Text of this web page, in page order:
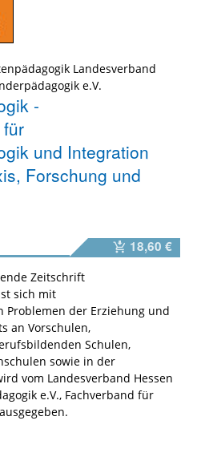
Landesverband
e.V.
-
und Integration
Forschung und
18,60 €
Zeitschrift
sich mit
Problemen der Erziehung und
an Vorschulen,
Schulen,
sowie in der
vom Landesverband Hessen
e.V., Fachverband für